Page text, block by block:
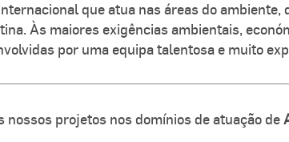
que atua nas áreas do
Às maiores exigências ambientais,
por uma equipa talentosa e muito
nossos projetos nos domínios de atuação de